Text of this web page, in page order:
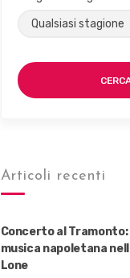
Articoli recenti
Concerto al Tramonto:
musica napoletana
Lone